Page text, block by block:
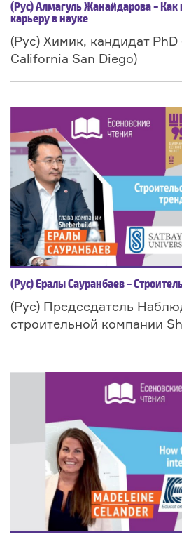
(Рус) Алмагуль Жанайдарова –
карьеру в науке
(Рус) Химик, кандидат
California San Diego)
(Рус) Ералы Сауранбаев –
(Рус) Председатель
строительной компании